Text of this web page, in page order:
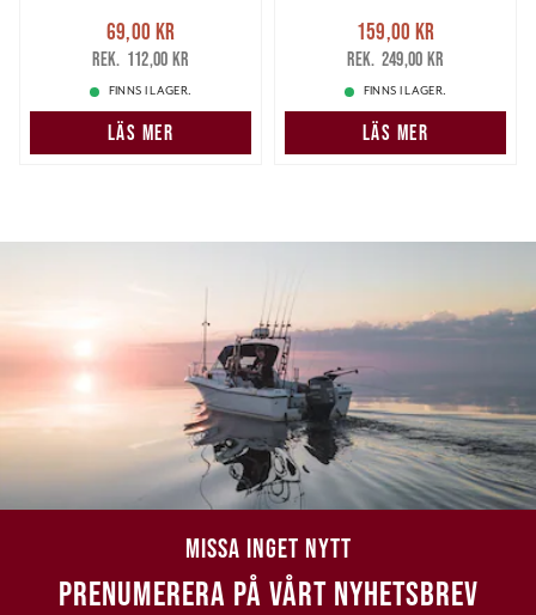
Nuvarande pris
69,00 krTidigare pris
112,00 kr
69,00 kr
112,00 kr
FINNS I LAGER.
LÄS MER
Nuvarande pris
159,00 krTidigare pris
249,00 kr
159,00 kr
249,00 kr
FINNS I LAGER.
LÄS MER
MISSA INGET NYTT
PRENUMERERA PÅ VÅRT NYHETSBREV